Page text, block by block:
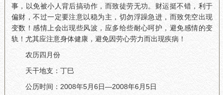
事，以免被小人背后搞动作，而致徒劳无功。财运挺不错，利于
偏财，不过一定要注意以稳为主，切勿浮躁急进，而致凭空出现
变数！感情上会出现些风波，应多给些耐心呵护，避免感情的变
轨！尤其应注意身体健康，避免因劳心劳力而出现疾病！
农历四月份
天干地支：丁巳
公历时间：2008年5月6日—2008年6月5日